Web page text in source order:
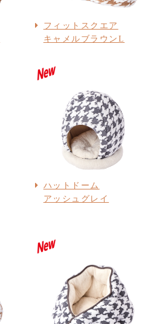
フィットスクエア
キャメルブラウンL
ハットドーム
アッシュグレイ